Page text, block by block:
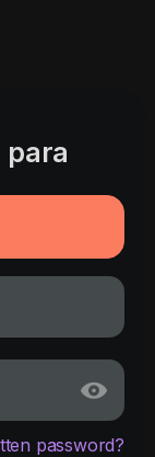
para
password?